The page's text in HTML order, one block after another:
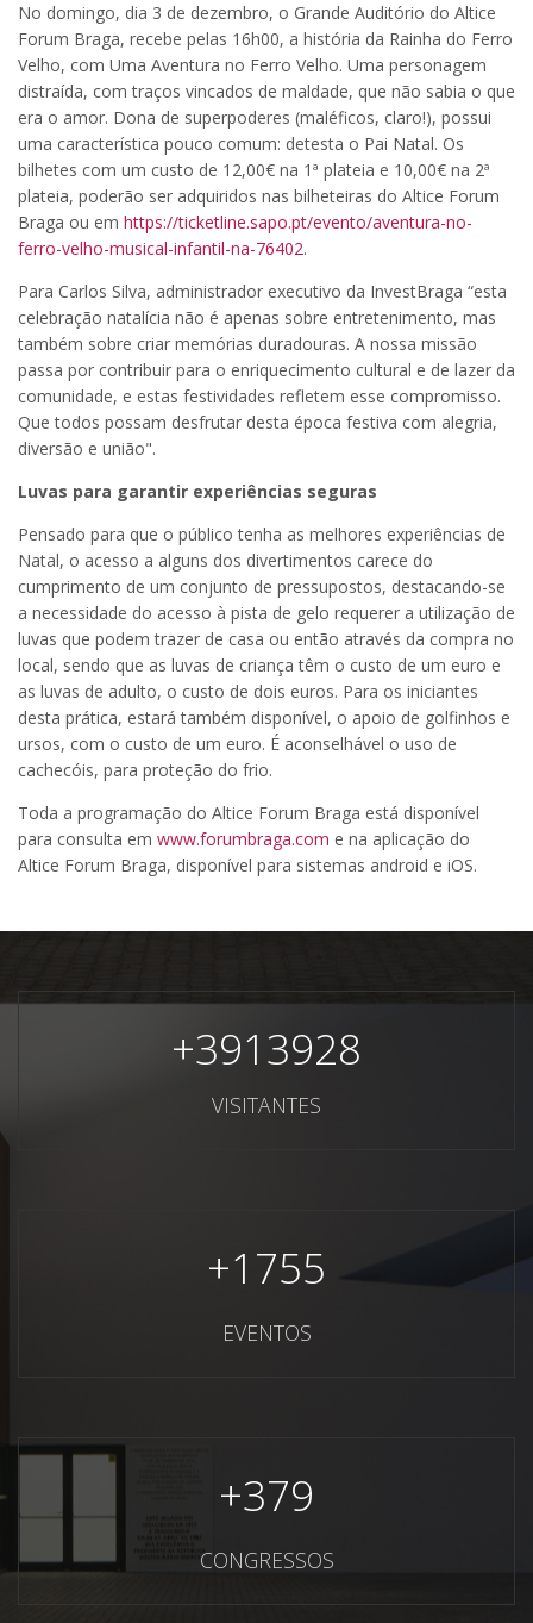
No domingo, dia 3 de dezembro, o Grande Auditório do Altice
Forum Braga, recebe pelas 16h00, a história da Rainha do Ferro
Velho, com Uma Aventura no Ferro Velho. Uma personagem
distraída, com traços vincados de maldade, que não sabia o que
era o amor. Dona de superpoderes (maléficos, claro!), possui
uma característica pouco comum: detesta o Pai Natal. Os
bilhetes com um custo de 12,00€ na 1ª plateia e 10,00€ na 2ª
plateia, poderão ser adquiridos nas bilheteiras do Altice Forum
Braga ou em https://ticketline.sapo.pt/evento/aventura-no-
ferro-velho-musical-infantil-na-76402.
Para Carlos Silva, administrador executivo da InvestBraga “esta
celebração natalícia não é apenas sobre entretenimento, mas
também sobre criar memórias duradouras. A nossa missão
passa por contribuir para o enriquecimento cultural e de lazer da
comunidade, e estas festividades refletem esse compromisso.
Que todos possam desfrutar desta época festiva com alegria,
diversão e união".
Luvas para garantir experiências seguras
Pensado para que o público tenha as melhores experiências de
Natal, o acesso a alguns dos divertimentos carece do
cumprimento de um conjunto de pressupostos, destacando-se
a necessidade do acesso à pista de gelo requerer a utilização de
luvas que podem trazer de casa ou então através da compra no
local, sendo que as luvas de criança têm o custo de um euro e
as luvas de adulto, o custo de dois euros. Para os iniciantes
desta prática, estará também disponível, o apoio de golfinhos e
ursos, com o custo de um euro. É aconselhável o uso de
cachecóis, para proteção do frio.
Toda a programação do Altice Forum Braga está disponível
para consulta em www.forumbraga.com e na aplicação do
Altice Forum Braga, disponível para sistemas android e iOS.
+3913928
VISITANTES
+1755
EVENTOS
+379
CONGRESSOS